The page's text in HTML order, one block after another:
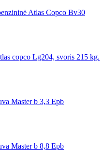
Atlas Copco Bv30
copco Lg204, svoris 215 kg.
Master b 3,3 Epb
Master b 8,8 Epb